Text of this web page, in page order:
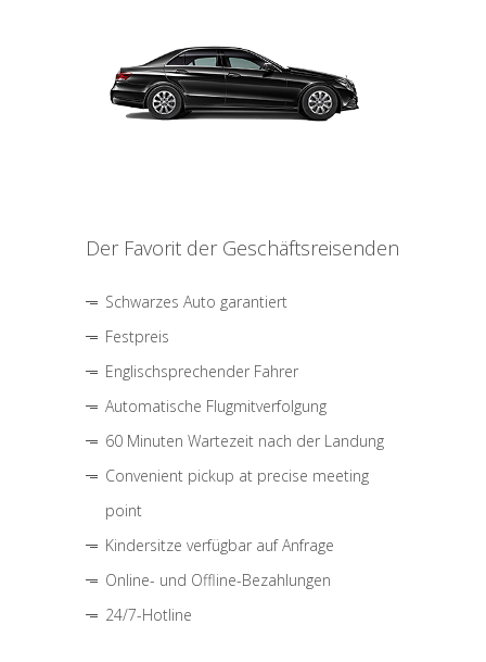
Der Favorit der Geschäftsreisenden
Schwarzes Auto garantiert
Festpreis
Englischsprechender Fahrer
Automatische Flugmitverfolgung
60 Minuten Wartezeit nach der Landung
Convenient pickup at precise meeting
point
Kindersitze verfügbar auf Anfrage
Online- und Offline-Bezahlungen
24/7-Hotline